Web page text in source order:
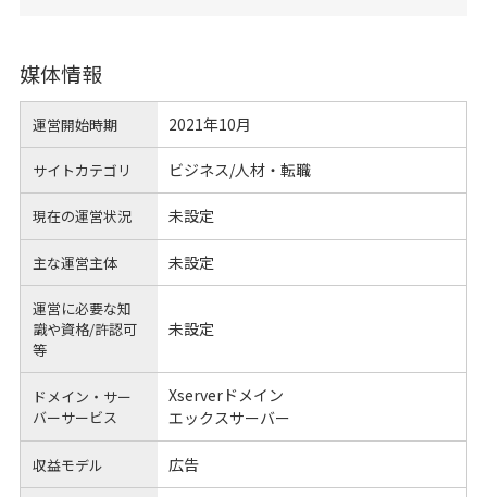
媒体情報
運営開始時期 2021年10月
サイトカテゴリ ビジネス/人材・転職
現在の運営状況 未設定
主な運営主体 未設定
運営に必要な知
識や資格/許認可
等
未設定
ドメイン・サー
バーサービス
Xserverドメイン
エックスサーバー
収益モデル 広告